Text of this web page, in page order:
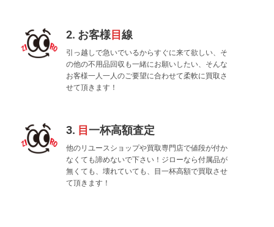
2. お客様目線
引っ越しで急いでいるからすぐに来て欲しい、そ
の他の不用品回収も一緒にお願いしたい、そんな
お客様一人一人のご要望に合わせて柔軟に買取さ
せて頂きます！
3. 目一杯高額査定
他のリユースショップや買取専門店で値段が付か
なくても諦めないで下さい！ジローなら付属品が
無くても、壊れていても、目一杯高額で買取させ
て頂きます！